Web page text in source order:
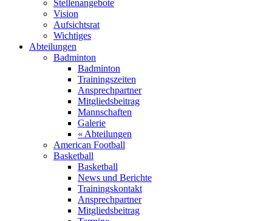
Stellenangebote
Vision
Aufsichtsrat
Wichtiges
Abteilungen
Badminton
Badminton
Trainingszeiten
Ansprechpartner
Mitgliedsbeitrag
Mannschaften
Galerie
« Abteilungen
American Football
Basketball
Basketball
News und Berichte
Trainingskontakt
Ansprechpartner
Mitgliedsbeitrag